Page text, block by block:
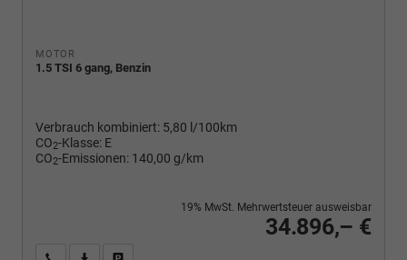
MOTOR
1.5 TSI 6 gang, Benzin
Verbrauch kombiniert: 5,80 l/100km
CO2-Klasse: E
CO2-Emissionen: 140,00 g/km
34.896,– €
19% MwSt. Mehrwertsteuer ausweisbar
Wir rufen Sie anPDF-Fahrzeugexposé drucken